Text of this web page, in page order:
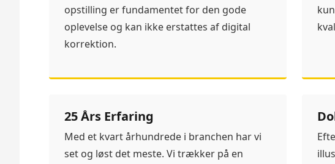
opstilling er fundamentet for den gode
oplevelse og kan ikke erstattes af digital
korrektion.
25 Års Erfaring
Med et kvart århundrede i branchen har vi
set og løst det meste. Vi trækker på en